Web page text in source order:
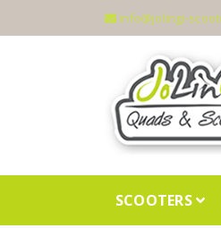
info@jolingi-
SCOOTERS